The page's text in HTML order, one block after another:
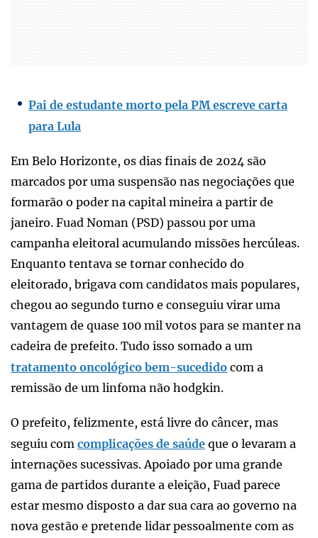
Pai de estudante morto pela PM escreve carta
para Lula
Em Belo Horizonte, os dias finais de 2024 são
marcados por uma suspensão nas negociações que
formarão o poder na capital mineira a partir de
janeiro. Fuad Noman (PSD) passou por uma
campanha eleitoral acumulando missões hercúleas.
Enquanto tentava se tornar conhecido do
eleitorado, brigava com candidatos mais populares,
chegou ao segundo turno e conseguiu virar uma
vantagem de quase 100 mil votos para se manter na
cadeira de prefeito. Tudo isso somado a um
tratamento oncológico bem-sucedido com a
remissão de um linfoma não hodgkin.
O prefeito, felizmente, está livre do câncer, mas
seguiu com complicações de saúde que o levaram a
internações sucessivas. Apoiado por uma grande
gama de partidos durante a eleição, Fuad parece
estar mesmo disposto a dar sua cara ao governo na
nova gestão e pretende lidar pessoalmente com as